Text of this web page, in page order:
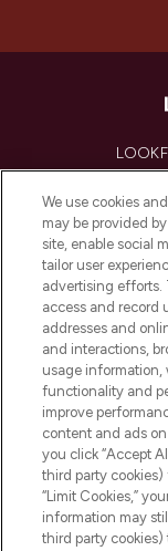
de la
de plus
Do
We use cookies
may be provided
site, enable social
tailor user
advertising efforts.
access and record
addresses and
and interactions,
usage information,
functionality and
improve
content and ads
you click “Accept
third party
“Limit Cookies,”
information may
third party cookies)